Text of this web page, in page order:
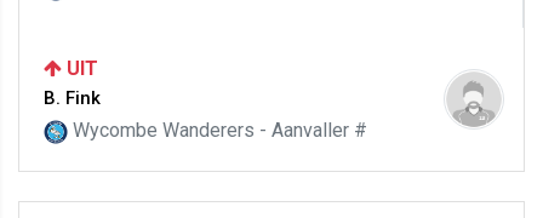
UIT
B. Fink
Wycombe Wanderers - Aanvaller #